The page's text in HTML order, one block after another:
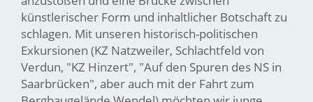
künstlerischer Form und inhaltlicher Botschaft zu
schlagen. Mit unseren historisch-politischen
Exkursionen (KZ Natzweiler, Schlachtfeld von
Verdun, "KZ Hinzert", "Auf den Spuren des NS in
Saarbrücken", aber auch mit der Fahrt zum